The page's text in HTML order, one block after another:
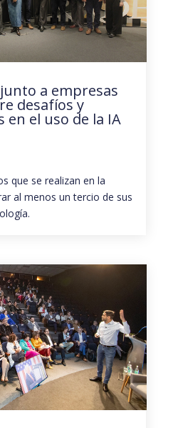
a empresas
desafíos y
el uso de la IA
que se realizan en la
al menos un tercio de sus